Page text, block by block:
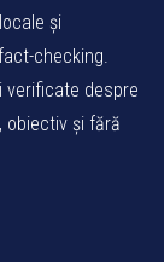
și
checking.
verificate despre
obiectiv și fără